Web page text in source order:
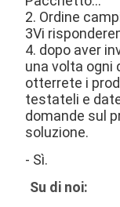
2. Ordine
3Vi
4. dopo aver
una volta ogni
otterrete i
testateli e
domande sul
soluzione.
- Sì.
Su di noi: